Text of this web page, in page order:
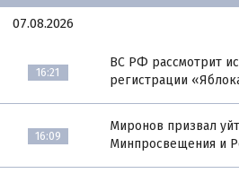
07.08.2026
16:21
ВС РФ рассмотрит
регистрации
16:09
Миронов призвал
Минпросвещения и